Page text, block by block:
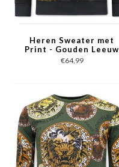
Heren Sweater met
Print - Gouden Leeuw
- 3728 - Zwart
€64,99